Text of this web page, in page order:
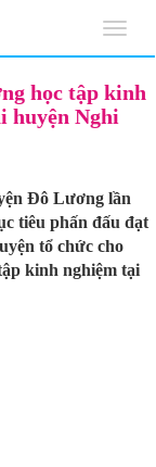
học tập kinh
huyện Nghi
Đô Lương lần
tiêu phấn đấu đạt
tổ chức cho
kinh nghiệm tại